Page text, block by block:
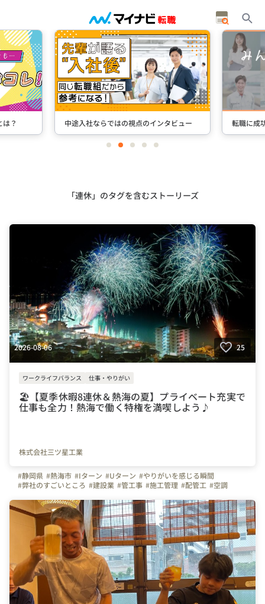
ンタビュー 転職に成功した先輩たちのインタビュー ＋
itemitemitemitemitem
「連休」のタグを含むストーリーズ
2026-08-06 25
ワークライフバランス 仕事・やりがい
🏖️【夏季休暇8連休＆熱海の夏】プライベート充実で
仕事も全力！熱海で働く特権を満喫しよう♪
株式会社三ツ星工業
#静岡県 #熱海市 #Iターン #Uターン #やりがいを感じる瞬間
#弊社のすごいところ #建設業 #管工事 #施工管理 #配管工 #空調
#夏季休暇 #連休 #残業少ない #三ツ星工業
#会社の推しポイント
#設備 #株式会社三ツ星工業 #転職してよかったこと